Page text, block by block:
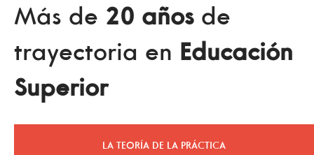
Más de 20 años de
trayectoria en Educación
Superior
LA TEORÍA DE LA PRÁCTICA